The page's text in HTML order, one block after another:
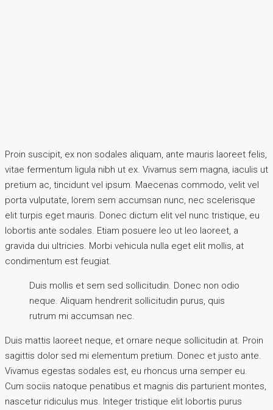
Proin suscipit, ex non sodales aliquam, ante mauris laoreet felis,
vitae fermentum ligula nibh ut ex. Vivamus sem magna, iaculis ut
pretium ac, tincidunt vel ipsum. Maecenas commodo, velit vel
porta vulputate, lorem sem accumsan nunc, nec scelerisque
elit turpis eget mauris. Donec dictum elit vel nunc tristique, eu
lobortis ante sodales. Etiam posuere leo ut leo laoreet, a
gravida dui ultricies. Morbi vehicula nulla eget elit mollis, at
condimentum est feugiat.
Duis mollis et sem sed sollicitudin. Donec non odio
neque. Aliquam hendrerit sollicitudin purus, quis
rutrum mi accumsan nec.
Duis mattis laoreet neque, et ornare neque sollicitudin at. Proin
sagittis dolor sed mi elementum pretium. Donec et justo ante.
Vivamus egestas sodales est, eu rhoncus urna semper eu.
Cum sociis natoque penatibus et magnis dis parturient montes,
nascetur ridiculus mus. Integer tristique elit lobortis purus